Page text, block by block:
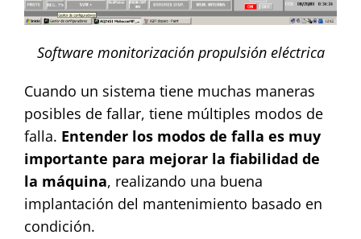
Software monitorización propulsión eléctrica
Cuando un sistema tiene muchas maneras
posibles de fallar, tiene múltiples modos de
falla. Entender los modos de falla es muy
importante para mejorar la fiabilidad de
la máquina, realizando una buena
implantación del mantenimiento basado en
condición.